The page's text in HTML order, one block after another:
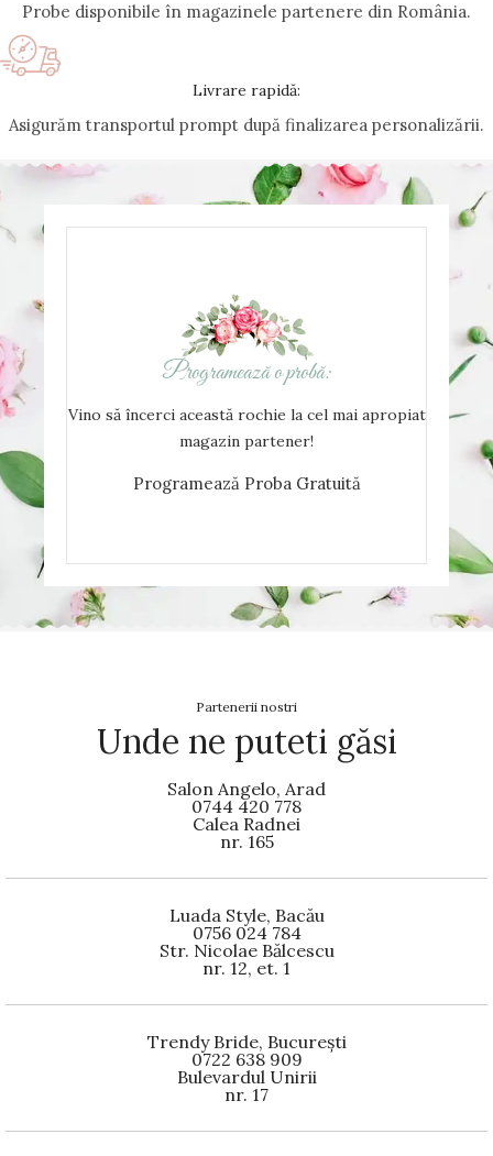
Probe disponibile în magazinele partenere din România.
Livrare rapidă:
Asigurăm transportul prompt după finalizarea personalizării.
Programează o probă:
Vino să încerci această rochie la cel mai apropiat
magazin partener!
Programează Proba Gratuită
Partenerii nostri
Unde ne puteti găsi
Salon Angelo, Arad
0744 420 778
Calea Radnei
nr. 165
Luada Style, Bacău
0756 024 784
Str. Nicolae Bălcescu
nr. 12, et. 1
Trendy Bride, București
0722 638 909
Bulevardul Unirii
nr. 17